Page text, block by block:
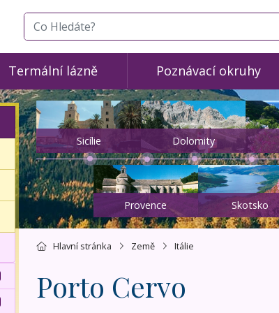
co hledáte
Termální lázně Poznávací okruhy
Sicílie Dolomity
Provence Skotsko
Hlavní stránka Země Itálie
Porto Cervo